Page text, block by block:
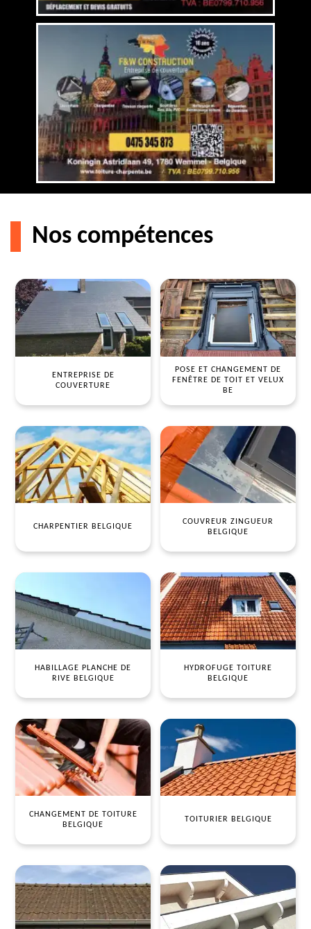
Nos compétences
ENTREPRISE DE
COUVERTURE
POSE ET CHANGEMENT DE
FENÊTRE DE TOIT ET VELUX
BE
CHARPENTIER BELGIQUE
COUVREUR ZINGUEUR
BELGIQUE
HABILLAGE PLANCHE DE
RIVE BELGIQUE
HYDROFUGE TOITURE
BELGIQUE
CHANGEMENT DE TOITURE
BELGIQUE
TOITURIER BELGIQUE